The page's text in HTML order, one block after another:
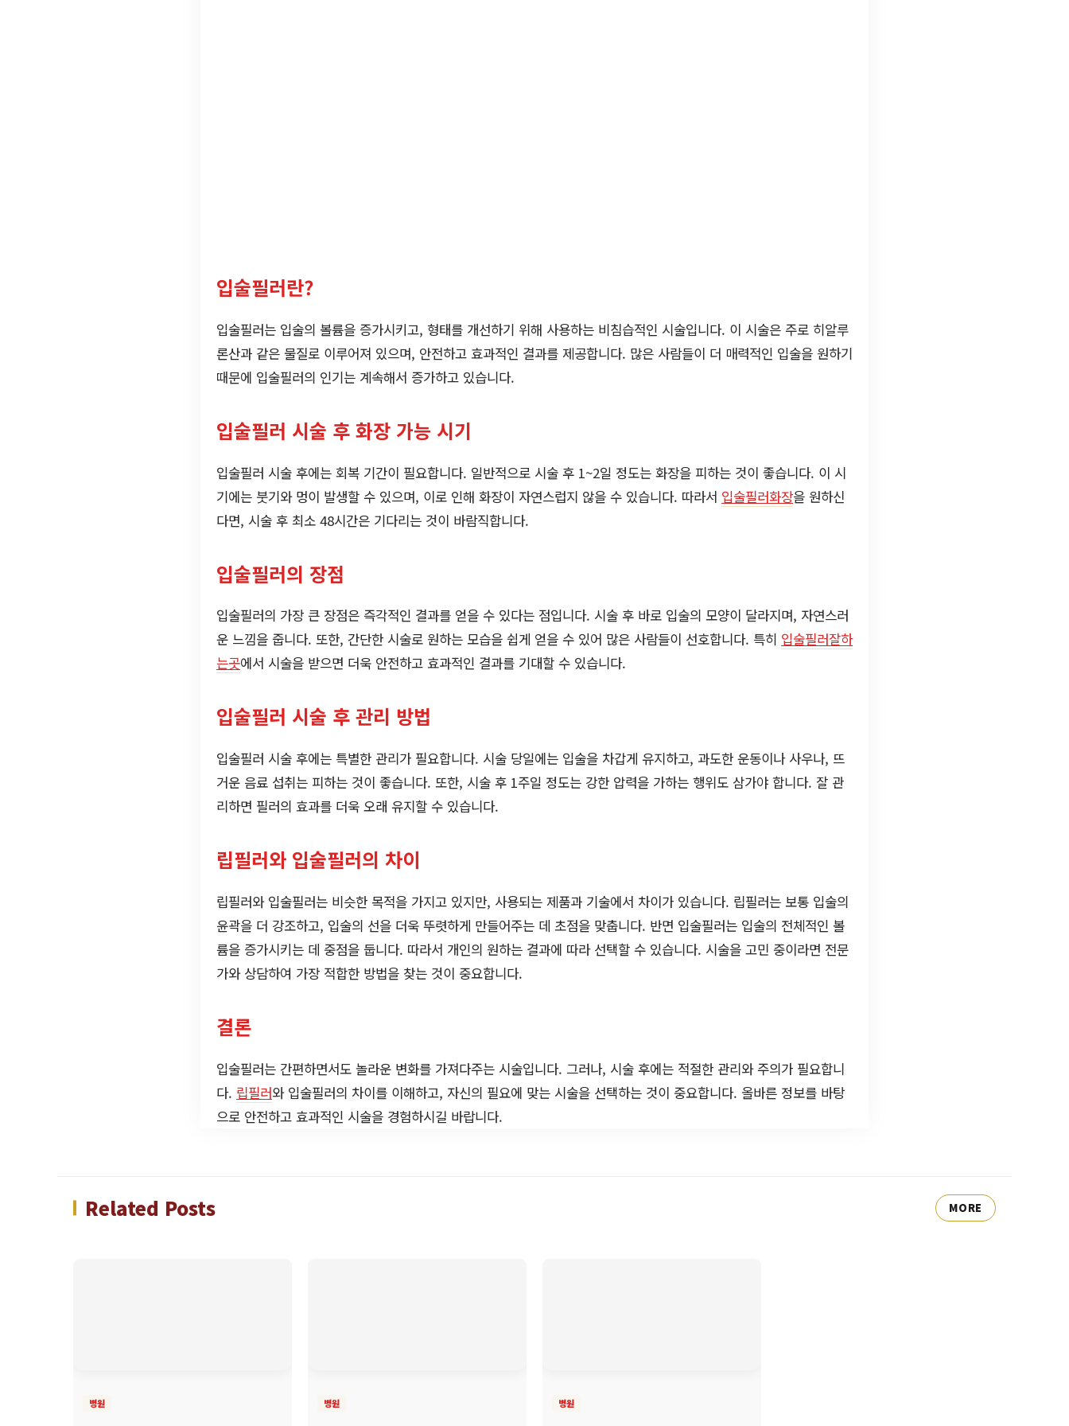
입술필러란?
입술필러는 입술의 볼륨을 증가시키고, 형태를 개선하기 위해 사용하는 비침습적인 시술입니다. 이 시술은 주로 히알루
론산과 같은 물질로 이루어져 있으며, 안전하고 효과적인 결과를 제공합니다. 많은 사람들이 더 매력적인 입술을 원하기
때문에 입술필러의 인기는 계속해서 증가하고 있습니다.
입술필러 시술 후 화장 가능 시기
입술필러 시술 후에는 회복 기간이 필요합니다. 일반적으로 시술 후 1~2일 정도는 화장을 피하는 것이 좋습니다. 이 시
기에는 붓기와 멍이 발생할 수 있으며, 이로 인해 화장이 자연스럽지 않을 수 있습니다. 따라서 입술필러화장을 원하신
다면, 시술 후 최소 48시간은 기다리는 것이 바람직합니다.
입술필러의 장점
입술필러의 가장 큰 장점은 즉각적인 결과를 얻을 수 있다는 점입니다. 시술 후 바로 입술의 모양이 달라지며, 자연스러
운 느낌을 줍니다. 또한, 간단한 시술로 원하는 모습을 쉽게 얻을 수 있어 많은 사람들이 선호합니다. 특히 입술필러잘하
는곳에서 시술을 받으면 더욱 안전하고 효과적인 결과를 기대할 수 있습니다.
입술필러 시술 후 관리 방법
입술필러 시술 후에는 특별한 관리가 필요합니다. 시술 당일에는 입술을 차갑게 유지하고, 과도한 운동이나 사우나, 뜨
거운 음료 섭취는 피하는 것이 좋습니다. 또한, 시술 후 1주일 정도는 강한 압력을 가하는 행위도 삼가야 합니다. 잘 관
리하면 필러의 효과를 더욱 오래 유지할 수 있습니다.
립필러와 입술필러의 차이
립필러와 입술필러는 비슷한 목적을 가지고 있지만, 사용되는 제품과 기술에서 차이가 있습니다. 립필러는 보통 입술의
윤곽을 더 강조하고, 입술의 선을 더욱 뚜렷하게 만들어주는 데 초점을 맞춥니다. 반면 입술필러는 입술의 전체적인 볼
륨을 증가시키는 데 중점을 둡니다. 따라서 개인의 원하는 결과에 따라 선택할 수 있습니다. 시술을 고민 중이라면 전문
가와 상담하여 가장 적합한 방법을 찾는 것이 중요합니다.
결론
입술필러는 간편하면서도 놀라운 변화를 가져다주는 시술입니다. 그러나, 시술 후에는 적절한 관리와 주의가 필요합니
다. 립필러와 입술필러의 차이를 이해하고, 자신의 필요에 맞는 시술을 선택하는 것이 중요합니다. 올바른 정보를 바탕
으로 안전하고 효과적인 시술을 경험하시길 바랍니다.
Related Posts MORE
병원 병원 병원